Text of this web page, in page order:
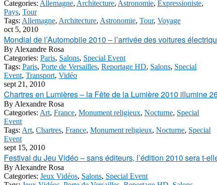
Categories: Allemagne, Architecture, Astronomie, Expressioniste,
Pays, Tour
Tags: Allemagne, Architecture, Astronomie, Tour, Voyage
oct 5, 2010
Mondial de l’Automobile 2010 – l’arrivée des voitures
By Alexandre Rosa
Categories: Paris, Salons, Special Event
Tags: Paris, Porte de Versailles, Reportage HD, Salons, Special
Event, Transport, Vidéo
sept 21, 2010
Chartres en Lumières – la Fête de la Lumière 2010 illumine
By Alexandre Rosa
Categories: Art, France, Monument religieux, Nocturne, Special
Event
Tags: Art, Chartres, France, Monument religieux, Nocturne, Special
Event
sept 15, 2010
Festival du Jeu Vidéo – sans éditeurs, l’édition 2010 sera t-
By Alexandre Rosa
Categories: Jeux Vidéos, Salons, Special Event